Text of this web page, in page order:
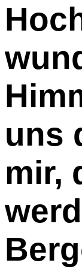
uns
mir,